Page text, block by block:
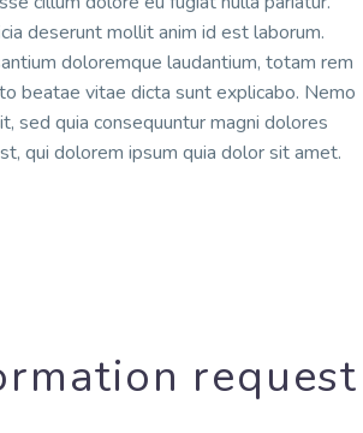
deserunt mollit anim id est laborum.
doloremque laudantium, totam rem
beatae vitae dicta sunt explicabo. Nemo
sed quia consequuntur magni dolores
qui dolorem ipsum quia dolor sit amet.
request